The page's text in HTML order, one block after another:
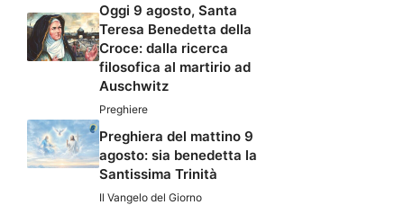
Oggi 9 agosto, Santa
Teresa Benedetta della
Croce: dalla ricerca
filosofica al martirio ad
Auschwitz
Preghiere
Preghiera del mattino 9
agosto: sia benedetta la
Santissima Trinità
Il Vangelo del Giorno